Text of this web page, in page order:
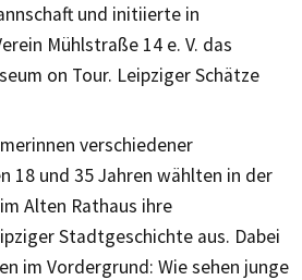
und initiierte in
Mühlstraße 14 e. V. das
on Tour. Leipziger Schätze
verschiedener
18 und 35 Jahren wählten in der
Alten Rathaus ihre
Stadtgeschichte aus. Dabei
im Vordergrund: Wie sehen junge